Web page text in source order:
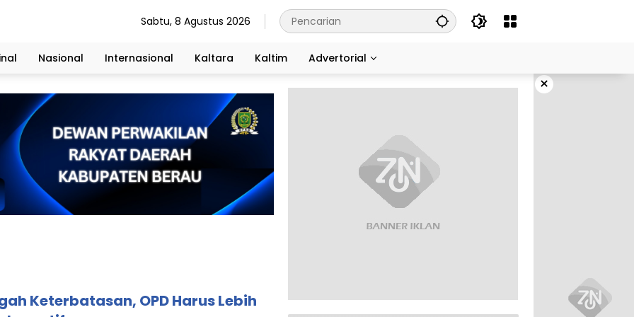
Sabtu, 8 Agustus 2026
Nasional Internasional Kaltara Kaltim Advertorial
×
Keterbatasan, OPD Harus Lebih